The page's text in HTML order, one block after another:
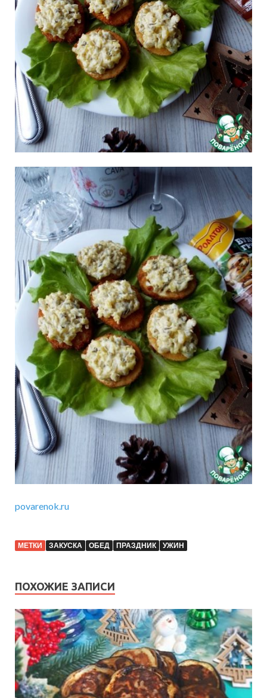
povarenok.ru
МЕТКИ ЗАКУСКА ОБЕД ПРАЗДНИК УЖИН
ПОХОЖИЕ ЗАПИСИ